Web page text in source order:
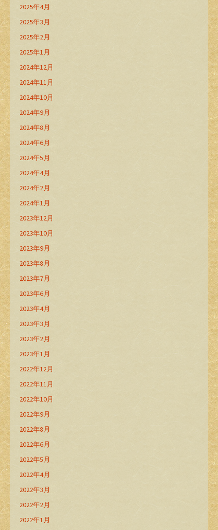
2025年4月
2025年3月
2025年2月
2025年1月
2024年12月
2024年11月
2024年10月
2024年9月
2024年8月
2024年6月
2024年5月
2024年4月
2024年2月
2024年1月
2023年12月
2023年10月
2023年9月
2023年8月
2023年7月
2023年6月
2023年4月
2023年3月
2023年2月
2023年1月
2022年12月
2022年11月
2022年10月
2022年9月
2022年8月
2022年6月
2022年5月
2022年4月
2022年3月
2022年2月
2022年1月